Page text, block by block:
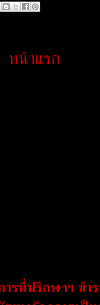
หน้าแรก
รที่ปรึกษาฯ ข้า